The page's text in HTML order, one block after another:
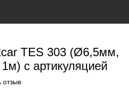
TES 303 (Ø6,5мм,
с артикуляцией
отзыв